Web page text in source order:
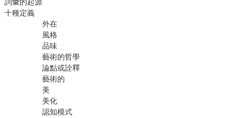
詞彙的起源
十種定義
外在
風格
品味
藝術的哲學
論點或詮釋
藝術的
美
美化
認知模式